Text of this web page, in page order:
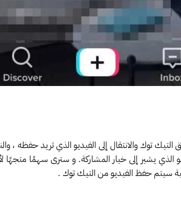
توك والانتقال إلى الفيديو الذي تريد حفظه ،
الذي يشير إلى خيار المشاركة. و سترى سهمًا متجهًا
سيتم حفظ الفيديو من التيك توك .